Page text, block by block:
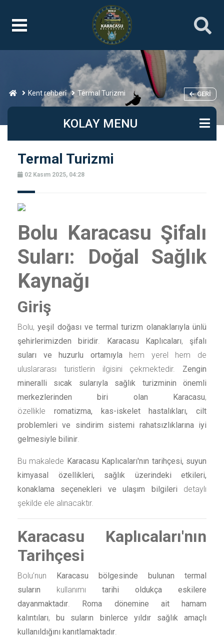
Kent rehberi̇ Termal Turizmi GERI
KOLAY MENU
Termal Turizmi
02 Kasım 2025, 04:28
Bolu Karacasu Şifalı
Suları: Doğal Sağlık
Kaynağı
Giriş
Bolu,yeşil doğası ve termal turizm olanaklarıyla ünlü
şehirlerimizden biridir. Karacasu Kaplıcaları, şifalı
suları ve huzurlu ortamıylahem yerel hem de
uluslararası turistlerin ilgisini çekmektedir. Zengin
mineralli sıcak sularıyla sağlık turizminin önemli
merkezlerinden biri olan Karacasu,
özellikle romatizma, kas-iskelet hastalıkları, cilt
problemleri ve sindirim sistemi rahatsızlıklarına iyi
gelmesiyle bilinir.
Bu makalede Karacasu Kaplıcaları'nın tarihçesi, suyun
kimyasal özellikleri, sağlık üzerindeki etkileri,
konaklama seçenekleri ve ulaşım bilgileri detaylı
şekilde ele alınacaktır.
Karacasu Kaplıcaları'nın
Tarihçesi
Bolu’nun Karacasu bölgesinde bulunan termal
suların kullanımı tarihi oldukça eskilere
dayanmaktadır. Roma dönemine ait hamam
kalıntıları,bu suların binlerce yıldır sağlık amaçlı
kullanıldığını kanıtlamaktadır.